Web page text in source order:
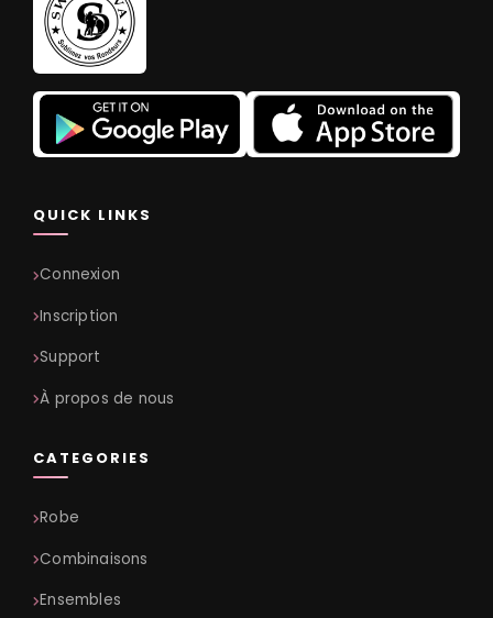
QUICK LINKS
Connexion
Inscription
Support
À propos de nous
CATEGORIES
Robe
Combinaisons
Ensembles